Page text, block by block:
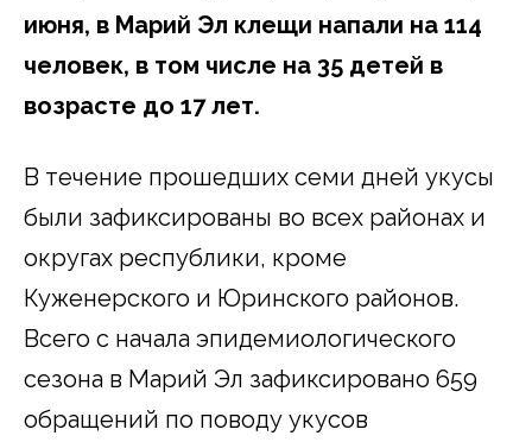
июня, в Марий Эл клещи напали на 114
человек, в том числе на 35 детей в
возрасте до 17 лет.
В течение прошедших семи дней укусы
были зафиксированы во всех районах и
округах республики, кроме
Куженерского и Юринского районов.
Всего с начала эпидемиологического
сезона в Марий Эл зафиксировано 659
обращений по поводу укусов